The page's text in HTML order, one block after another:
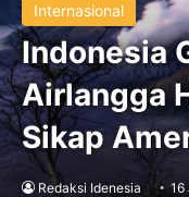
Internasional
Indonesia
Airlangga
Sikap
Redaksi Idenesia 16